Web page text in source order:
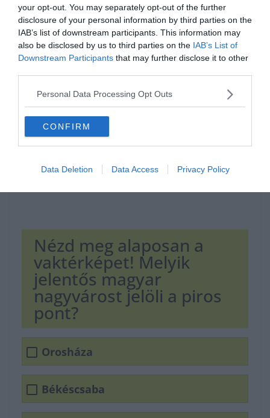
your opt-out. You may separately opt-out of the further
disclosure of your personal information by third parties on the
IAB’s list of downstream participants. This information may
also be disclosed by us to third parties on the IAB’s List of
Downstream Participants that may further disclose it to other
Personal Data Processing Opt Outs
CONFIRM
Data Deletion Data Access Privacy Policy
Hirdetés
Nézd meg alaposan a
vaktérképet! Melyik
jelentős magyar
nagyvárost jelöli a piros
pont?
Orosháza
Békéscsaba